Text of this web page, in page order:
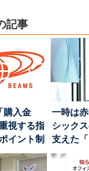
記事
購入金
視する指
イント制
一時は
シック
支えた
築」の考